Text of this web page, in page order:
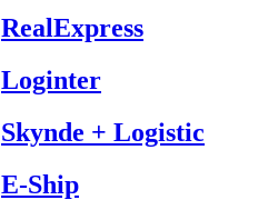
RealExpress
Loginter
Skynde + Logistic
E-Ship